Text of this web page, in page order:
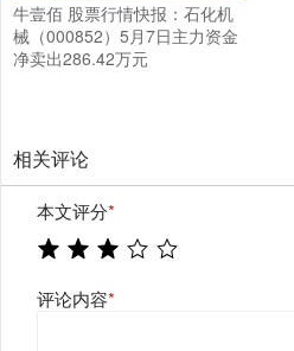
牛壹佰 股票行情快报：石化机
械（000852）5月7日主力资金
净卖出286.42万元
相关评论
本文评分*
评论内容*